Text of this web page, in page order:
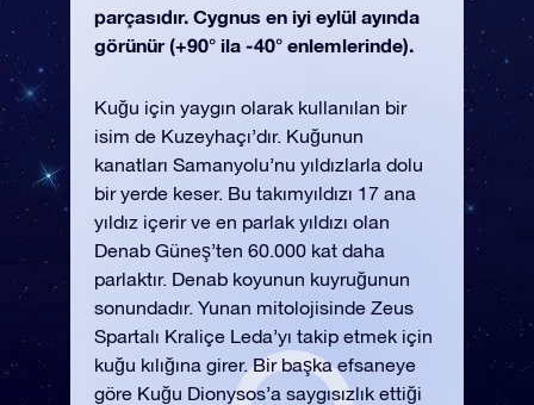
parçasıdır. Cygnus en iyi eylül ayında
görünür (+90° ila -40° enlemlerinde).
Kuğu için yaygın olarak kullanılan bir
isim de Kuzeyhaçı’dır. Kuğunun
kanatları Samanyolu’nu yıldızlarla dolu
bir yerde keser. Bu takımyıldızı 17 ana
yıldız içerir ve en parlak yıldızı olan
Denab Güneş’ten 60.000 kat daha
parlaktır. Denab koyunun kuyruğunun
sonundadır. Yunan mitolojisinde Zeus
Spartalı Kraliçe Leda’yı takip etmek için
kuğu kılığına girer. Bir başka efsaneye
göre Kuğu Dionysos’a saygısızlık ettiği